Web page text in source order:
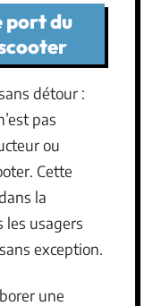
port du
détour :
pas
ou
Cette
la
les usagers
exception.
une